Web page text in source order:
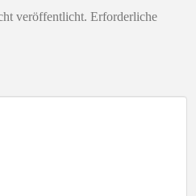
veröffentlicht. Erforderliche